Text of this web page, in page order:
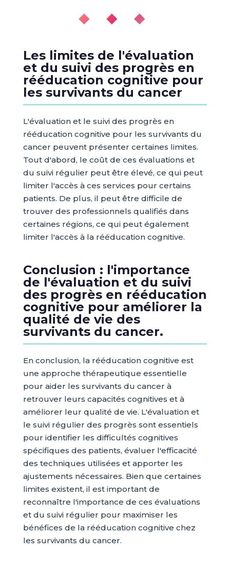
◆ ◆ ◆
Les limites de l'évaluation
et du suivi des progrès en
rééducation cognitive pour
les survivants du cancer
L'évaluation et le suivi des progrès en
rééducation cognitive pour les survivants du
cancer peuvent présenter certaines limites.
Tout d'abord, le coût de ces évaluations et
du suivi régulier peut être élevé, ce qui peut
limiter l'accès à ces services pour certains
patients. De plus, il peut être difficile de
trouver des professionnels qualifiés dans
certaines régions, ce qui peut également
limiter l'accès à la rééducation cognitive.
Conclusion : l'importance
de l'évaluation et du suivi
des progrès en rééducation
cognitive pour améliorer la
qualité de vie des
survivants du cancer.
En conclusion, la rééducation cognitive est
une approche thérapeutique essentielle
pour aider les survivants du cancer à
retrouver leurs capacités cognitives et à
améliorer leur qualité de vie. L'évaluation et
le suivi régulier des progrès sont essentiels
pour identifier les difficultés cognitives
spécifiques des patients, évaluer l'efficacité
des techniques utilisées et apporter les
ajustements nécessaires. Bien que certaines
limites existent, il est important de
reconnaître l'importance de ces évaluations
et du suivi régulier pour maximiser les
bénéfices de la rééducation cognitive chez
les survivants du cancer.